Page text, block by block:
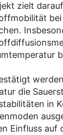
zielt
die
in
Einfluss auf